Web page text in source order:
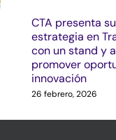
CTA presenta
estrategia en
con un stand y
promover
innovación
26 febrero, 2026